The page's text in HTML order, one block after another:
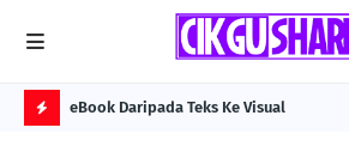
eBook Daripada Teks Ke Visual